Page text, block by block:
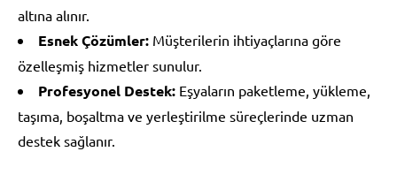
altına alınır.
Esnek Çözümler: Müşterilerin ihtiyaçlarına göre
özelleşmiş hizmetler sunulur.
Profesyonel Destek: Eşyaların paketleme, yükleme,
taşıma, boşaltma ve yerleştirilme süreçlerinde uzman
destek sağlanır.